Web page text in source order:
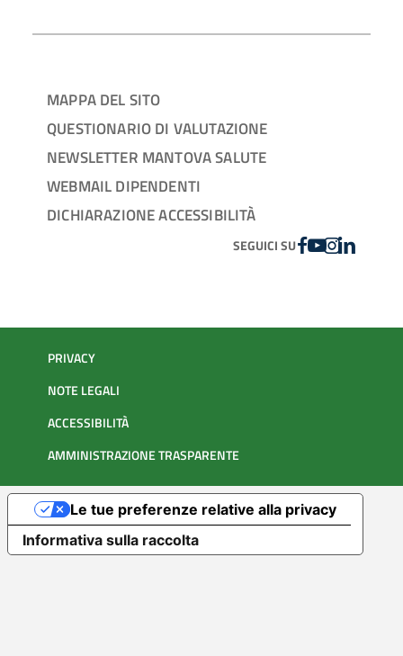
MAPPA DEL SITO
QUESTIONARIO DI VALUTAZIONE
NEWSLETTER MANTOVA SALUTE
WEBMAIL DIPENDENTI
DICHIARAZIONE ACCESSIBILITÀ
SEGUICI SUFACEBOOK
YOUTUBE
INSTAGRAM
LINKEDIN
PRIVACY
NOTE LEGALI
ACCESSIBILITÀ
AMMINISTRAZIONE TRASPARENTE
Informativa sulla raccolta
Le tue preferenze relative alla privacy